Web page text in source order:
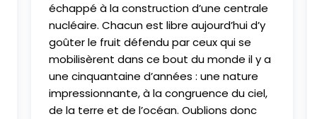
échappé à la construction d’une centrale
nucléaire. Chacun est libre aujourd’hui d’y
goûter le fruit défendu par ceux qui se
mobilisèrent dans ce bout du monde il y a
une cinquantaine d’années : une nature
impressionnante, à la congruence du ciel,
de la terre et de l’océan. Oublions donc